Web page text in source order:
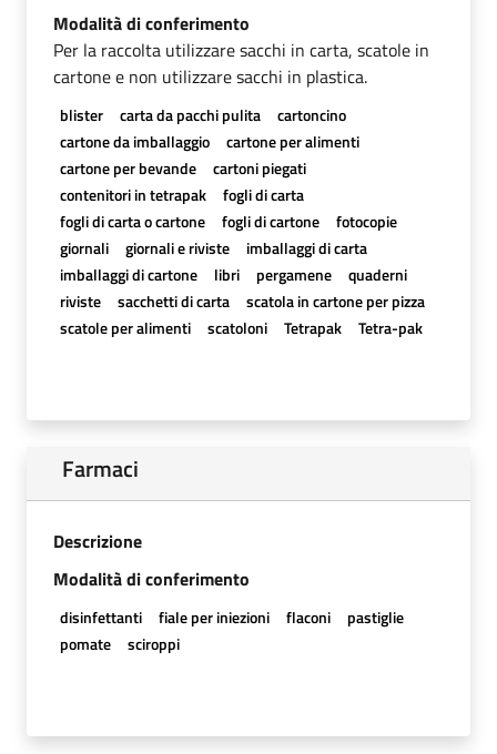
Modalità di conferimento
Per la raccolta utilizzare sacchi in carta, scatole in
cartone e non utilizzare sacchi in plastica.
blister carta da pacchi pulita
cartoncino
cartone da imballaggio
cartone per alimenti
cartone per bevande
cartoni piegati
contenitori in tetrapak
fogli di carta
fogli di carta o cartone
fogli di cartone
fotocopie
giornali
giornali e riviste
imballaggi di carta
imballaggi di cartone
libri pergamene
quaderni
riviste
sacchetti di carta
scatola in cartone per pizza
scatole per alimenti
scatoloni Tetrapak Tetra-pak
Farmaci
Descrizione
Modalità di conferimento
disinfettanti fiale per iniezioni flaconi
pastiglie
pomate
sciroppi